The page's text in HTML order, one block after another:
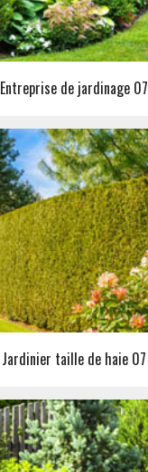
Entreprise de jardinage 07
Jardinier taille de haie 07